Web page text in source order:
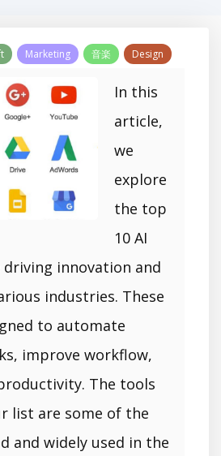
Marketing 音楽 Design
In this
article,
we
explore
the top
10 AI
innovation and
industries. These
to automate
improve workflow,
The tools
list are some of the
and widely used in the